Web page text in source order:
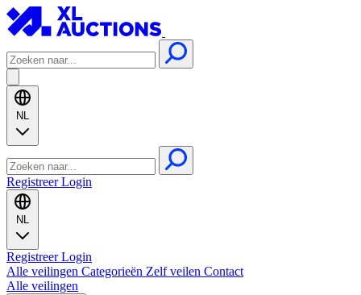
NL
RegistreerLogin
NL
RegistreerLogin
Alle veilingen Categorieën Zelf veilen Contact
Alle veilingen